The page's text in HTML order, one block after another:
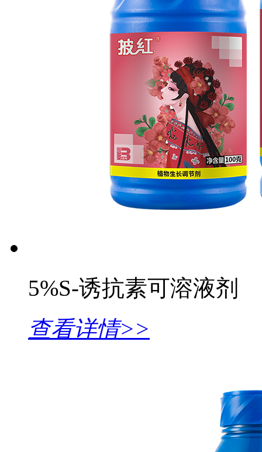
5%S-诱抗素可溶液剂
查看详情>>